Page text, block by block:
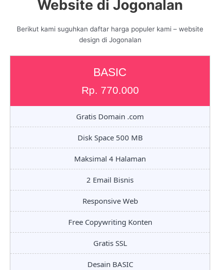
Website di Jogonalan
Berikut kami suguhkan daftar harga populer kami – website
design di Jogonalan
BASIC
Rp. 770.000
Gratis Domain .com
Disk Space 500 MB
Maksimal 4 Halaman
2 Email Bisnis
Responsive Web
Free Copywriting Konten
Gratis SSL
Desain BASIC